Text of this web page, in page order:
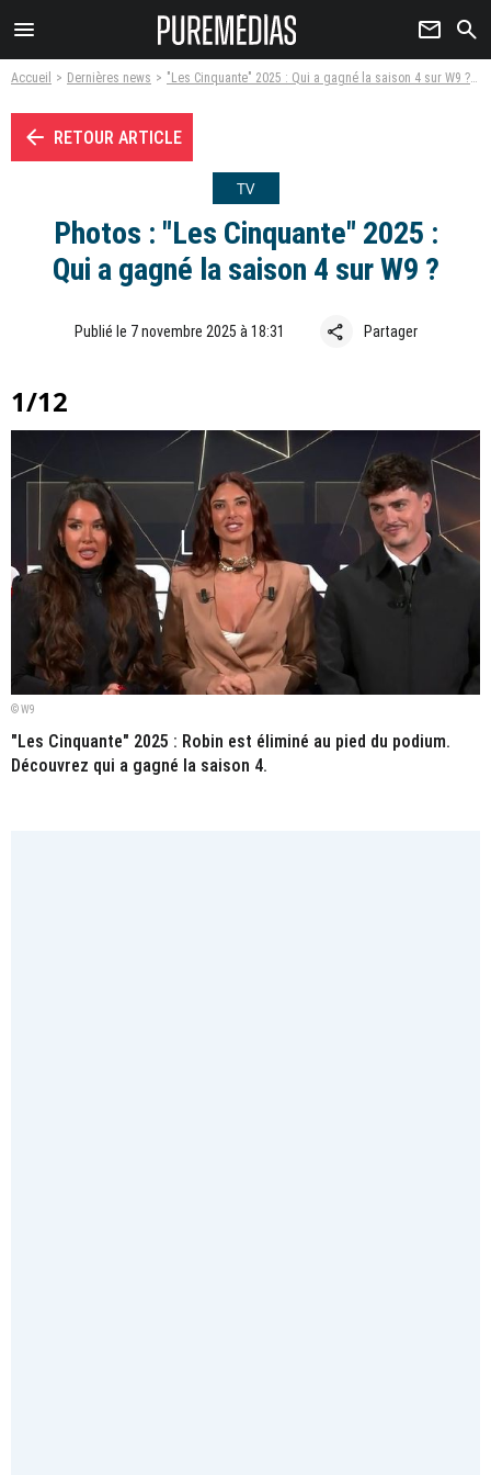
menu newsletter search
Accueil Dernières news "Les Cinquante" 2025 : Qui a gagné la saison 4 sur W9 ?
arrow_left RETOUR ARTICLE
TV
Photos : "Les Cinquante" 2025 :
Qui a gagné la saison 4 sur W9 ?
Publié le 7 novembre 2025 à 18:31 share Partager
1/12
© W9
"Les Cinquante" 2025 : Robin est éliminé au pied du podium.
Découvrez qui a gagné la saison 4.